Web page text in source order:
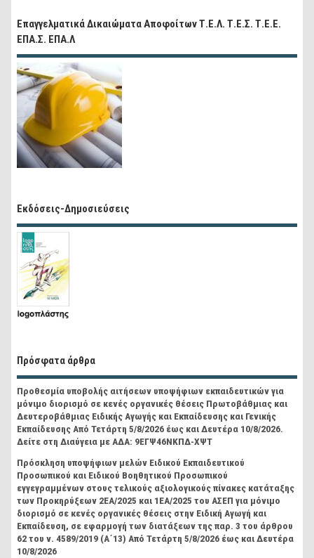
Επαγγελματικά Δικαιώματα Αποφοίτων Τ.Ε.Λ. Τ.Ε.Σ. Τ.Ε.Ε.
ΕΠΑ.Σ. ΕΠΑ.Λ
Εκδόσεις-Δημοσιεύσεις
Πρόσφατα άρθρα
Προθεσμία υποβολής αιτήσεων υποψήφιων εκπαιδευτικών για
μόνιμο διορισμό σε κενές οργανικές θέσεις Πρωτοβάθμιας και
Δευτεροβάθμιας Ειδικής Αγωγής και Εκπαίδευσης και Γενικής
Εκπαίδευσης Από Τετάρτη 5/8/2026 έως και Δευτέρα 10/8/2026.
Δείτε στη Διαύγεια με ΑΔΑ: 9ΕΓΨ46ΝΚΠΔ-ΧΨΤ
Πρόσκληση υποψήφιων μελών Ειδικού Εκπαιδευτικού
Προσωπικού και Ειδικού Βοηθητικού Προσωπικού
εγγεγραμμένων στους τελικούς αξιολογικούς πίνακες κατάταξης
των Προκηρύξεων 2ΕΑ/2025 και 1ΕΑ/2025 του ΑΣΕΠ για μόνιμο
διορισμό σε κενές οργανικές θέσεις στην Ειδική Αγωγή και
Εκπαίδευση, σε εφαρμογή των διατάξεων της παρ. 3 του άρθρου
62 του ν. 4589/2019 (Α΄13) Από Τετάρτη 5/8/2026 έως και Δευτέρα
10/8/2026